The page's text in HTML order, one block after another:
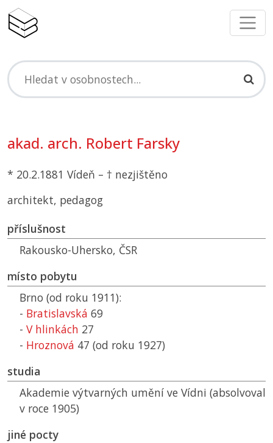
akad. arch. Robert Farsky
* 20.2.1881 Vídeň – † nezjištěno
architekt, pedagog
příslušnost
Rakousko-Uhersko, ČSR
místo pobytu
Brno (od roku 1911):
- Bratislavská 69
- V hlinkách 27
- Hroznová 47 (od roku 1927)
studia
Akademie výtvarných umění ve Vídni (absolvoval
v roce 1905)
jiné pocty